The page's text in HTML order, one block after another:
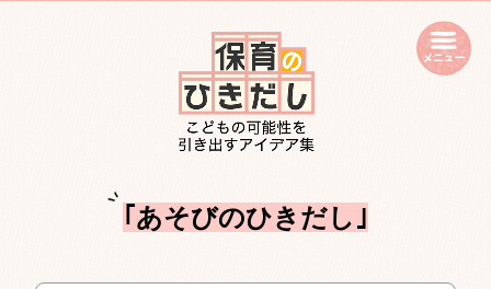
｢あそびのひきだし｣